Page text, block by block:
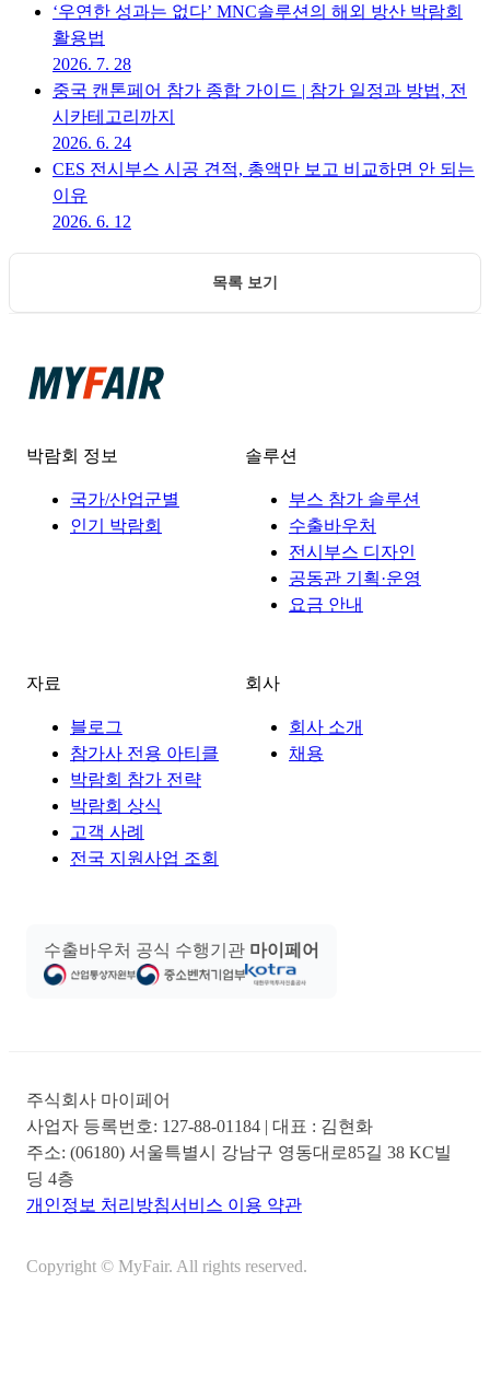
‘우연한 성과는 없다’ MNC솔루션의 해외 방산 박람회
활용법
2026. 7. 28
중국 캔톤페어 참가 종합 가이드 | 참가 일정과 방법, 전
시카테고리까지
2026. 6. 24
CES 전시부스 시공 견적, 총액만 보고 비교하면 안 되는
이유
2026. 6. 12
목록 보기
박람회 정보
국가/산업군별
인기 박람회
솔루션
부스 참가 솔루션
수출바우처
전시부스 디자인
공동관 기획·운영
요금 안내
자료
블로그
참가사 전용 아티클
박람회 참가 전략
박람회 상식
고객 사례
전국 지원사업 조회
회사
회사 소개
채용
수출바우처 공식 수행기관 마이페어
주식회사 마이페어
사업자 등록번호: 127-88-01184 | 대표 : 김현화
주소: (06180) 서울특별시 강남구 영동대로85길 38 KC빌
딩 4층
개인정보 처리방침서비스 이용 약관
Copyright © MyFair. All rights reserved.